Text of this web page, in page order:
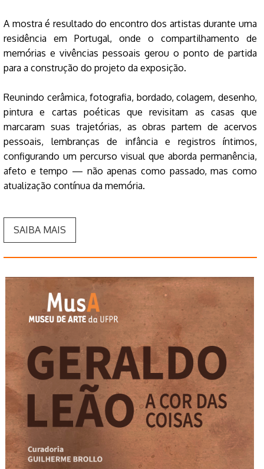
A mostra é resultado do encontro dos artistas durante uma
residência em Portugal, onde o compartilhamento de
memórias e vivências pessoais gerou o ponto de partida
para a construção do projeto da exposição.
Reunindo cerâmica, fotografia, bordado, colagem, desenho,
pintura e cartas poéticas que revisitam as casas que
marcaram suas trajetórias, as obras partem de acervos
pessoais, lembranças de infância e registros íntimos,
configurando um percurso visual que aborda permanência,
afeto e tempo — não apenas como passado, mas como
atualização contínua da memória.
SAIBA MAIS